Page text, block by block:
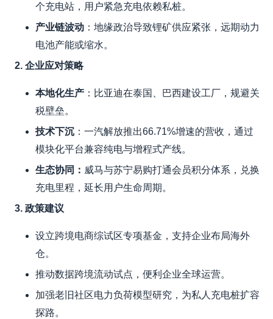
个充电站，用户紧急充电依赖私桩。
产业链波动：地缘政治导致锂矿供应紧张，远期动力
电池产能或缩水。
2. 企业应对策略
本地化生产：比亚迪在泰国、巴西建设工厂，规避关
税壁垒。
技术下沉：一汽解放推出66.71%增速的营收，通过
模块化平台兼容纯电与增程式产线。
生态协同 ： 威马与苏宁易购打通会员积分体系，兑换
充电里程，延长用户生命周期。
3. 政策建议
设立跨境电商综试区专项基金，支持企业布局海外
仓。
推动数据跨境流动试点，便利企业全球运营。
加强老旧社区电力负荷模型研究，为私人充电桩扩容
探路。